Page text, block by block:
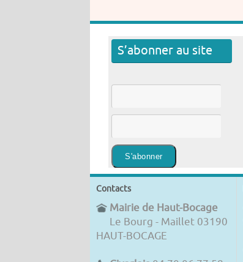
S’abonner au site
Contacts
Mairie de Haut-Bocage
Le Bourg - Maillet 03190
HAUT-BOCAGE